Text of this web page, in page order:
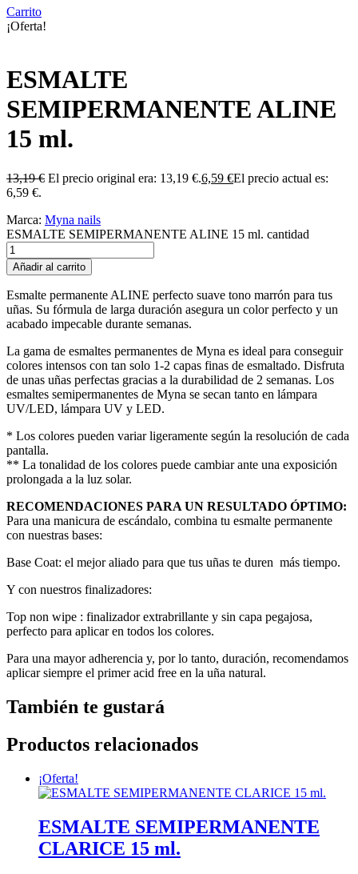
Carrito
¡Oferta!
ESMALTE
SEMIPERMANENTE ALINE
15 ml.
13,19€ El precio original era: 13,19 €.6,59 €El precio actual es:
6,59 €.
Marca: Myna nails
ESMALTE SEMIPERMANENTE ALINE 15 ml. cantidad
Añadir al carrito
Esmalte permanente ALINE perfecto suave tono marrón para tus
uñas. Su fórmula de larga duración asegura un color perfecto y un
acabado impecable durante semanas.
La gama de esmaltes permanentes de Myna es ideal para conseguir
colores intensos con tan solo 1-2 capas finas de esmaltado. Disfruta
de unas uñas perfectas gracias a la durabilidad de 2 semanas. Los
esmaltes semipermanentes de Myna se secan tanto en lámpara
UV/LED, lámpara UV y LED.
* Los colores pueden variar ligeramente según la resolución de cada
pantalla.
** La tonalidad de los colores puede cambiar ante una exposición
prolongada a la luz solar.
RECOMENDACIONES PARA UN RESULTADO ÓPTIMO:
Para una manicura de escándalo, combina tu esmalte permanente
con nuestras bases:
Base Coat: el mejor aliado para que tus uñas te duren más tiempo.
Y con nuestros finalizadores:
Top non wipe : finalizador extrabrillante y sin capa pegajosa,
perfecto para aplicar en todos los colores.
Para una mayor adherencia y, por lo tanto, duración, recomendamos
aplicar siempre el primer acid free en la uña natural.
También te gustará
Productos relacionados
¡Oferta!
ESMALTE SEMIPERMANENTE
CLARICE 15 ml.